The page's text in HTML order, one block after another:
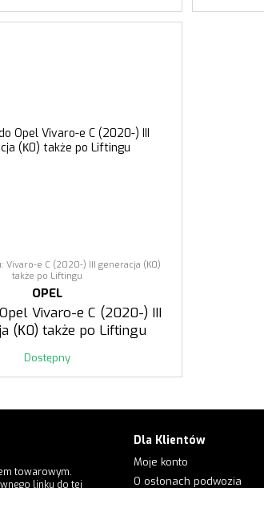
Vivaro-e C (2020-) III generacja (К0)
także po Liftingu
OPEL
Vivaro-e C (2020-) III
(К0) także po Liftingu
Dostępny
towarowym.
linku do tej
Dla Klientów
Moje konto
O osłonach podwozia